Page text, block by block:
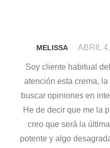
MELISSA ABRIL
Soy cliente habitual
atención esta crema,
buscar opiniones en
He de decir que me la
creo que será la
potente y algo